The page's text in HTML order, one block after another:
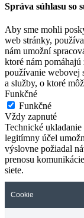
Správa súhlasu so
Aby sme mohli
web stránky,
nám umožní
ktoré nám
používanie webovej
a služby, o ktoré
Funkčné
Funkčné
Vždy zapnuté
Technické
legitímny účel
výslovne požiadal
prenosu
siete.
Cookie